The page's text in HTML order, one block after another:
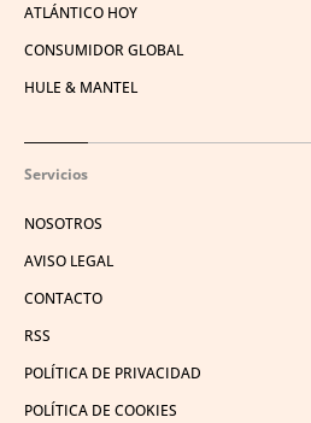
ATLÁNTICO HOY
CONSUMIDOR GLOBAL
HULE & MANTEL
Servicios
NOSOTROS
AVISO LEGAL
CONTACTO
RSS
POLÍTICA DE PRIVACIDAD
POLÍTICA DE COOKIES